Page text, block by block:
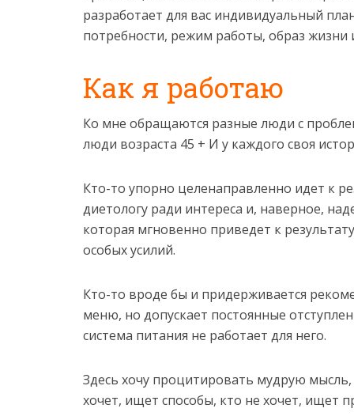
разработает для вас индивидуальный
потребности, режим работы, образ жизни
Как я работаю
Ко мне обращаются разные люди с
люди возраста 45 + И у каждого своя
Кто-то упорно целенаправленно идет к
диетологу ради интереса и, наверное,
которая мгновенно приведет к
особых усилий.
Кто-то вроде бы и придерживается
меню, но допускает постоянные
система питания не работает для него.
Здесь хочу процитировать мудрую
хочет, ищет способы, кто не хочет, ищет